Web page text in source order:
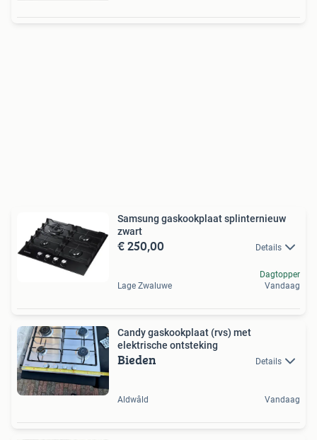
Samsung gaskookplaat splinternieuw
zwart
€ 250,00 Details
Lage Zwaluwe
Dagtopper
Vandaag
Candy gaskookplaat (rvs) met
elektrische ontsteking
Bieden Details
Aldwâld Vandaag